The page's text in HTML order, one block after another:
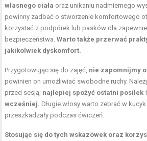
własnego ciała oraz unikaniu nadmiernego
powinny zadbać o stworzenie komfortowego
korzystać z podpórek lub pasków dla
bezpieczeństwa.Warto także przerwać
jakikolwiek dyskomfort.
Przygotowując się do zajęć, nie zapomnijmy
powinien on umożliwiać swobodne ruchy.
przed sesją; najlepiej spożyć ostatni posiłek
wcześniej. Długie włosy warto zebrać w
przeszkadzały podczas ćwiczeń.
Stosując się do tych wskazówek oraz